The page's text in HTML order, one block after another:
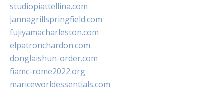
studiopiattellina.com
jannagrillspringfield.com
fujiyamacharleston.com
elpatronchardon.com
donglaishun-order.com
fiamc-rome2022.org
mariceworldessentials.com